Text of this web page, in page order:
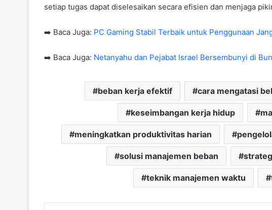
setiap tugas dapat diselesaikan secara efisien dan menjaga
➡️ Baca Juga: PC Gaming Stabil Terbaik untuk Penggunaan
➡️ Baca Juga: Netanyahu dan Pejabat Israel Bersembunyi di
beban kerja efektif cara mengatasi
keseimbangan kerja hidup
meningkatkan produktivitas harian
solusi manajemen beban
teknik manajemen waktu